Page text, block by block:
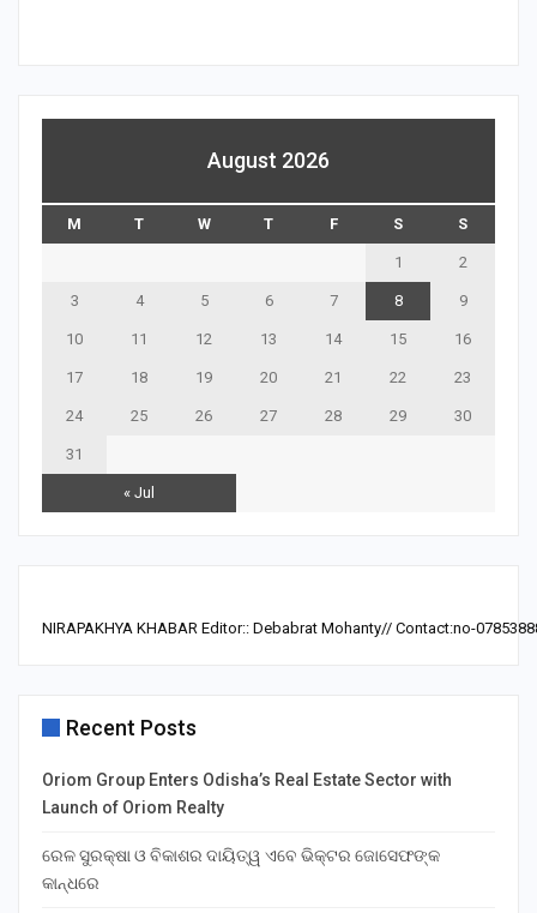
August 2026
M T W T F S S
« Jul
1 2
3 4 5 6 7 8 9
10 11 12 13 14 15 16
17 18 19 20 21 22 23
24 25 26 27 28 29 30
31
NIRAPAKHYA KHABAR Editor:: Debabrat Mohanty// Contact:no-
Recent Posts
Oriom Group Enters Odisha’s Real Estate Sector with
Launch of Oriom Realty
ରେଳ ସୁରକ୍ଷା ଓ ବିକାଶର ଦାୟିତ୍ୱ ଏବେ ଭିକ୍ଟର ଜୋସେଫଙ୍କ
କାନ୍ଧରେ